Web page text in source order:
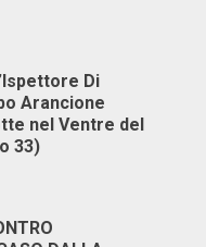
Di
Arancione
nel Ventre del
33)